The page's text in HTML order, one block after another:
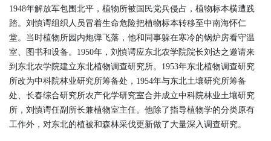
1948年解放军包围北平，植物所被国民党兵侵占，植物标本横遭践
踏。刘慎谔组织人员冒着生命危险把植物标本转移至中南海怀仁
堂。当时植物所园内炮弹飞落，他和同事躲在寒冷的锅炉房看守温
室、图书和设备。1950年，刘慎谔应东北农学院院长刘达之邀请来
到东北农学院建立东北植物调查研究所。1953年东北植物调查研究
所改为中科院林业研究所筹备处，1954年与东北土壤研究所筹备
处、长春综合研究所农产化学研究室合并成立中科院林业土壤研究
所，刘慎谔任副所长兼植物室主任。他除了指导植物学的分类原有
工作外，对东北的植被和森林采伐更新做了大量深入调查研究。